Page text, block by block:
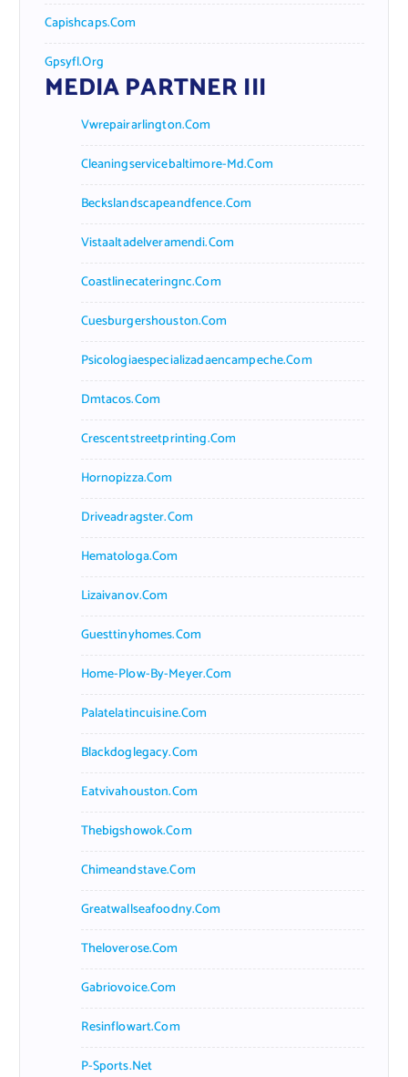
Capishcaps.com
Gpsyfl.org
MEDIA PARTNER III
Vwrepairarlington.com
Cleaningservicebaltimore-Md.com
Beckslandscapeandfence.com
Vistaaltadelveramendi.com
Coastlinecateringnc.com
Cuesburgershouston.com
Psicologiaespecializadaencampeche.com
Dmtacos.com
Crescentstreetprinting.com
Hornopizza.com
Driveadragster.com
Hematologa.com
Lizaivanov.com
Guesttinyhomes.com
Home-Plow-By-Meyer.com
Palatelatincuisine.com
Blackdoglegacy.com
Eatvivahouston.com
Thebigshowok.com
Chimeandstave.com
Greatwallseafoodny.com
Theloverose.com
Gabriovoice.com
Resinflowart.com
P-Sports.net